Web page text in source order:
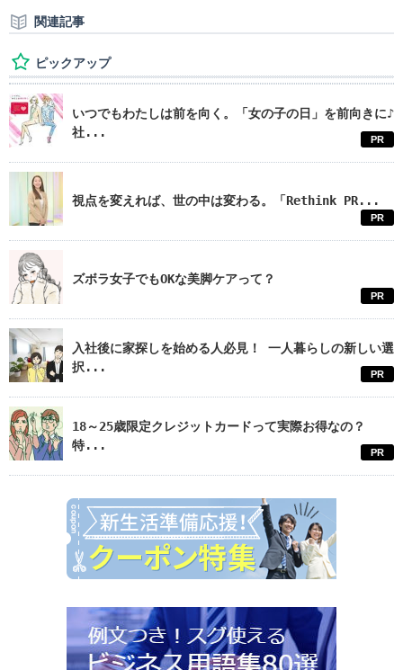
関連記事
ピックアップ
いつでもわたしは前を向く。「女の子の日」を前向きに♪
社...
PR
視点を変えれば、世の中は変わる。「Rethink PR...
PR
ズボラ女子でもOKな美脚ケアって？
PR
入社後に家探しを始める人必見！ 一人暮らしの新しい選
択...
PR
18～25歳限定クレジットカードって実際お得なの？
特...
PR